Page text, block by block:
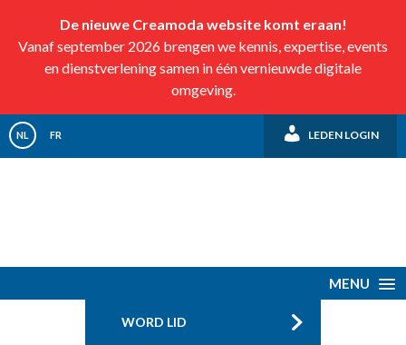
De nieuwe Creamoda website komt eraan!
Vanaf september 2026 brengen we kennis, expertise, events
en dienstverlening samen in één vernieuwde digitale
omgeving.
NL FR LEDEN LOGIN
MENU
WORD LID